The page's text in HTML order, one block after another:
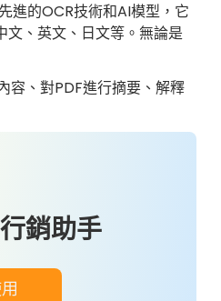
進的OCR技術和AI模型，它
文、英文、日文等。無論是
、對PDF進行摘要、解釋
銷助手